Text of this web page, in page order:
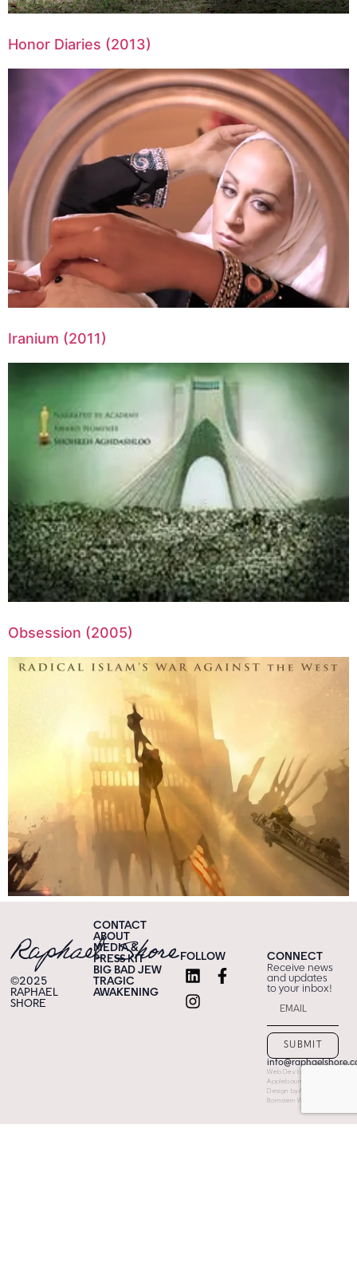
Honor Diaries (2013)
Iranium (2011)
Obsession (2005)
©2025
RAPHAEL
SHORE
CONTACT
ABOUT
MEDIA &
PRESS KIT
BIG BAD JEW
TRAGIC
AWAKENING
FOLLOW CONNECT
Receive news
and updates
to your inbox!
SUBMIT
Web Dev by Shira
Applebaum
Design by Avigail
Bornstein Weiss